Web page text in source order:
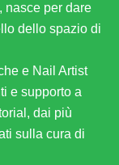
nasce per dare
dello spazio di
e Nail Artist
e supporto a
dai più
sulla cura di